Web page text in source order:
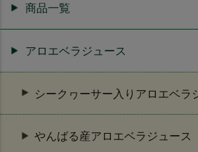
商品一覧
アロエベラジュース
シークヮーサー入りアロエベラ
やんばる産アロエベラジュース